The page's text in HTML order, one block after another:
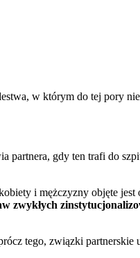
w którym do tej pory
partnera, gdy ten trafi do
i mężczyzny objęte
zwykłych
tego, związki partnerskie